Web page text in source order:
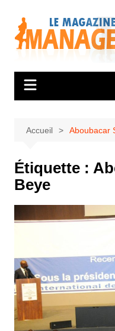
contenu
Accueil Aboubacar
Étiquette :
Beye